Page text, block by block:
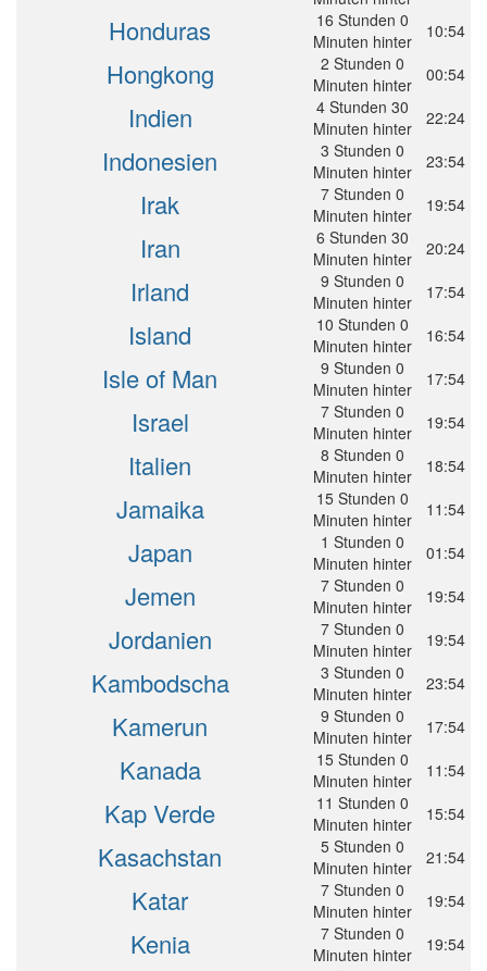
Honduras
16 Stunden 0
Minuten hinter
10:54
Hongkong
2 Stunden 0
Minuten hinter
00:54
Indien
4 Stunden 30
Minuten hinter
22:24
Indonesien
3 Stunden 0
Minuten hinter
23:54
Irak
7 Stunden 0
Minuten hinter
19:54
Iran
6 Stunden 30
Minuten hinter
20:24
Irland
9 Stunden 0
Minuten hinter
17:54
Island
10 Stunden 0
Minuten hinter
16:54
Isle of Man
9 Stunden 0
Minuten hinter
17:54
Israel
7 Stunden 0
Minuten hinter
19:54
Italien
8 Stunden 0
Minuten hinter
18:54
Jamaika
15 Stunden 0
Minuten hinter
11:54
Japan
1 Stunden 0
Minuten hinter
01:54
Jemen
7 Stunden 0
Minuten hinter
19:54
Jordanien
7 Stunden 0
Minuten hinter
19:54
Kambodscha
3 Stunden 0
Minuten hinter
23:54
Kamerun
9 Stunden 0
Minuten hinter
17:54
Kanada
15 Stunden 0
Minuten hinter
11:54
Kap Verde
11 Stunden 0
Minuten hinter
15:54
Kasachstan
5 Stunden 0
Minuten hinter
21:54
Katar
7 Stunden 0
Minuten hinter
19:54
Kenia
7 Stunden 0
Minuten hinter
19:54